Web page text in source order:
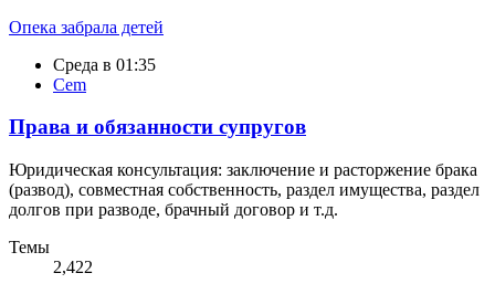
Опека забрала детей
Среда в 01:35
Cem
Права и обязанности супругов
Юридическая консультация: заключение и расторжение брака
(развод), совместная собственность, раздел имущества, раздел
долгов при разводе, брачный договор и т.д.
Темы
2,422